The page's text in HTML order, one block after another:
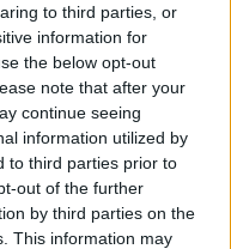
to third parties, or
information for
the below opt-out
note that after your
continue seeing
information utilized by
to third parties prior to
out of the further
by third parties on the
This information may
στη Google
τουΤζόκερ (14/5)
ευρώστην
16, 38, 42, 44 και